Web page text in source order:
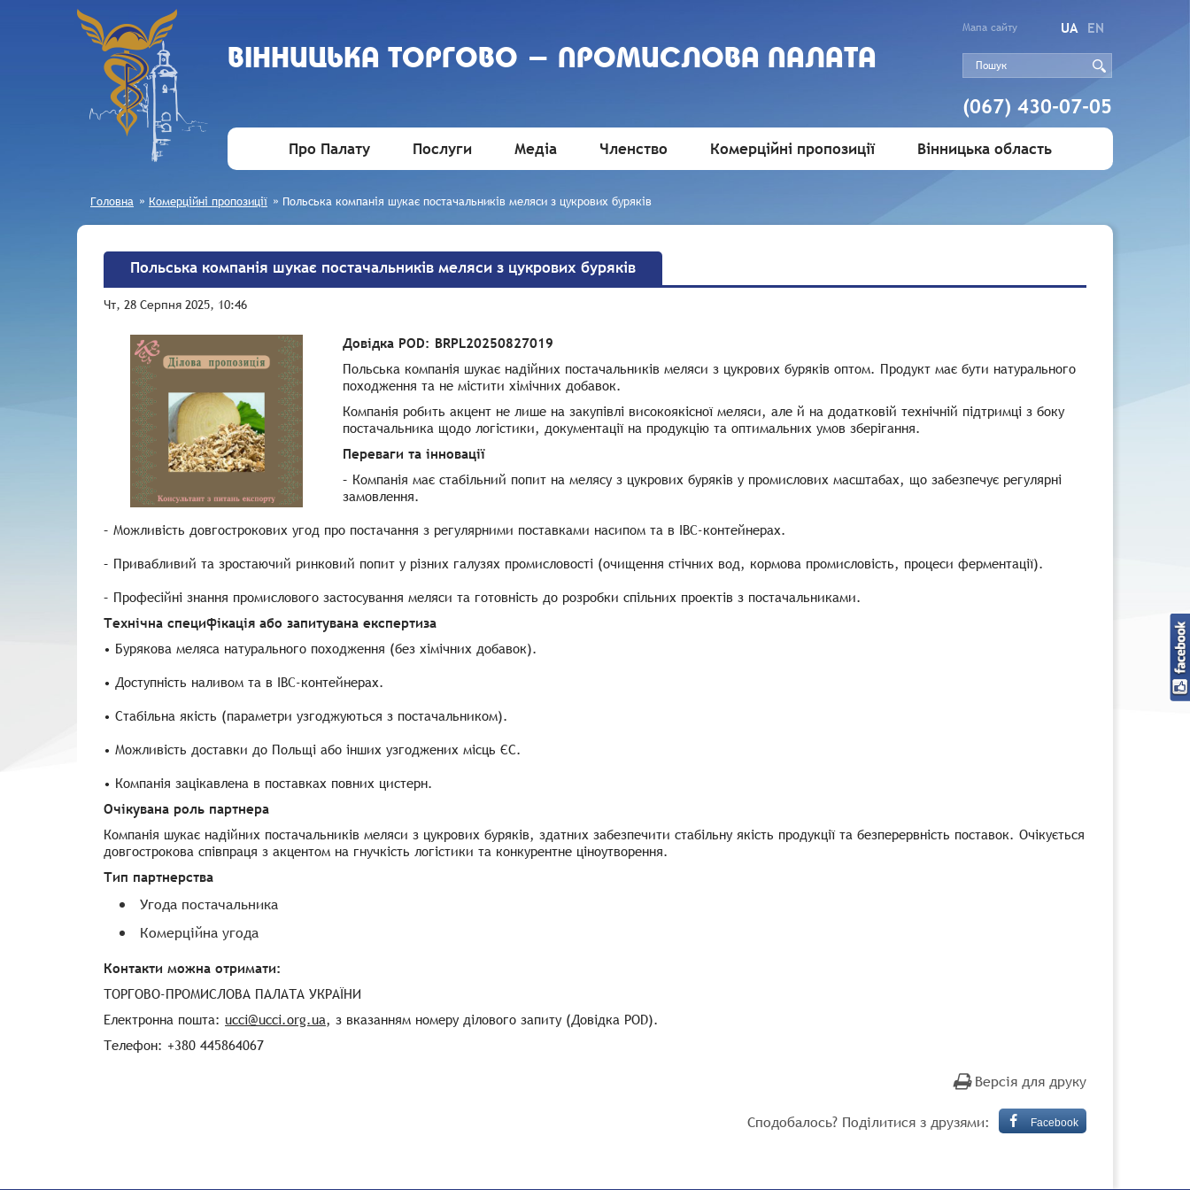
ВIННИЦЬКА ТОРГОВО - ПРОМИСЛОВА ПАЛАТА
Мапа сайту UA EN
(067) 430-07-05
Про Палату Послуги Медіа Членство Комерційні пропозиції Вінницька область
Головна » Комерційні пропозиції » Польська компанія шукає постачальників меляси з цукрових буряків
Польська компанія шукає постачальників меляси з цукрових буряків
Чт, 28 Серпня 2025, 10:46
Довідка POD: BRPL20250827019
Польська компанія шукає надійних постачальників меляси з цукрових буряків оптом. Продукт має бути натурального
походження та не містити хімічних добавок.
Компанія робить акцент не лише на закупівлі високоякісної меляси, але й на додатковій технічній підтримці з боку
постачальника щодо логістики, документації на продукцію та оптимальних умов зберігання.
Переваги та інновації
– Компанія має стабільний попит на мелясу з цукрових буряків у промислових масштабах, що забезпечує регулярні
замовлення.
– Можливість довгострокових угод про постачання з регулярними поставками насипом та в IBC-контейнерах.
– Привабливий та зростаючий ринковий попит у різних галузях промисловості (очищення стічних вод, кормова промисловість, процеси ферментації).
– Професійні знання промислового застосування меляси та готовність до розробки спільних проектів з постачальниками.
Технічна специфікація або запитувана експертиза
• Бурякова меляса натурального походження (без хімічних добавок).
• Доступність наливом та в IBC-контейнерах.
• Стабільна якість (параметри узгоджуються з постачальником).
• Можливість доставки до Польщі або інших узгоджених місць ЄС.
• Компанія зацікавлена ​​в поставках повних цистерн.
Очікувана роль партнера
Компанія шукає надійних постачальників меляси з цукрових буряків, здатних забезпечити стабільну якість продукції та безперервність поставок. Очікується
довгострокова співпраця з акцентом на гнучкість логістики та конкурентне ціноутворення.
Тип партнерства
Угода постачальника
Комерційна угода
Контакти можна отримати:
ТОРГОВО-ПРОМИСЛОВА ПАЛАТА УКРАЇНИ
Електронна пошта: ucci@ucci.org.ua, з вказанням номеру ділового запиту (Довідка POD).
Телефон: +380 445864067
Версія для друку
Сподобалось? Поділитися з друзями: Facebook